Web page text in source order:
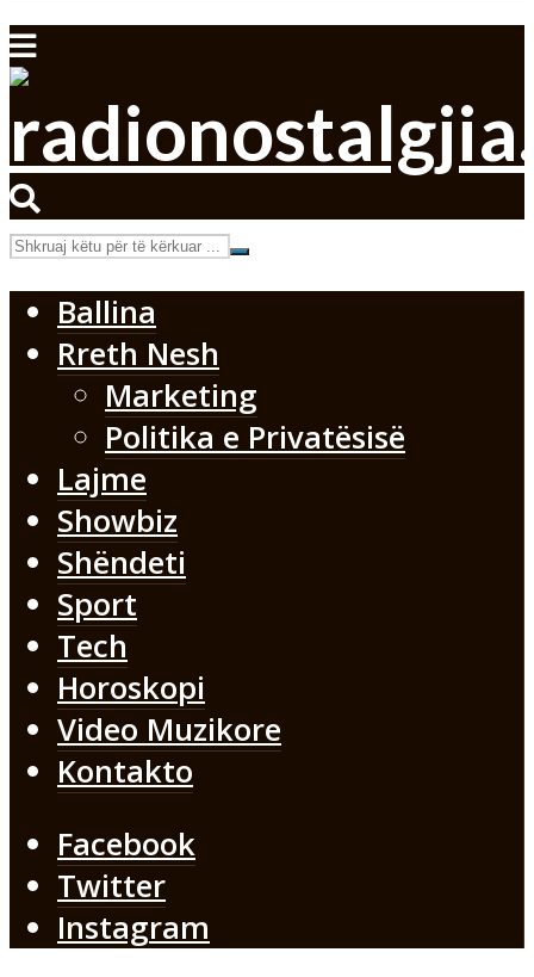
Ballina
Rreth Nesh
Marketing
Politika e Privatësisë
Lajme
Showbiz
Shëndeti
Sport
Tech
Horoskopi
Video Muzikore
Kontakto
Facebook
Twitter
Instagram